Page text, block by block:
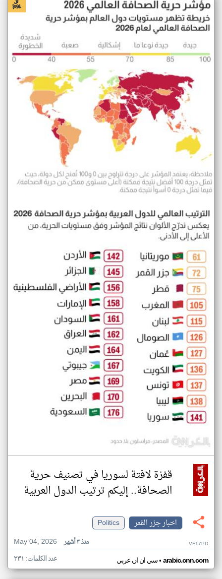
قفزة لافتة لسوريا في تصنيف حرية
الصحافة.. إليكم ترتيب الدول العربية
اخبار جزر القمر
Politics
May 04, 2026
منذ ٣ أشهر VF17PD
سي ان ان عربي• arabic.cnn.com عدد الكلمات: ٢٣١